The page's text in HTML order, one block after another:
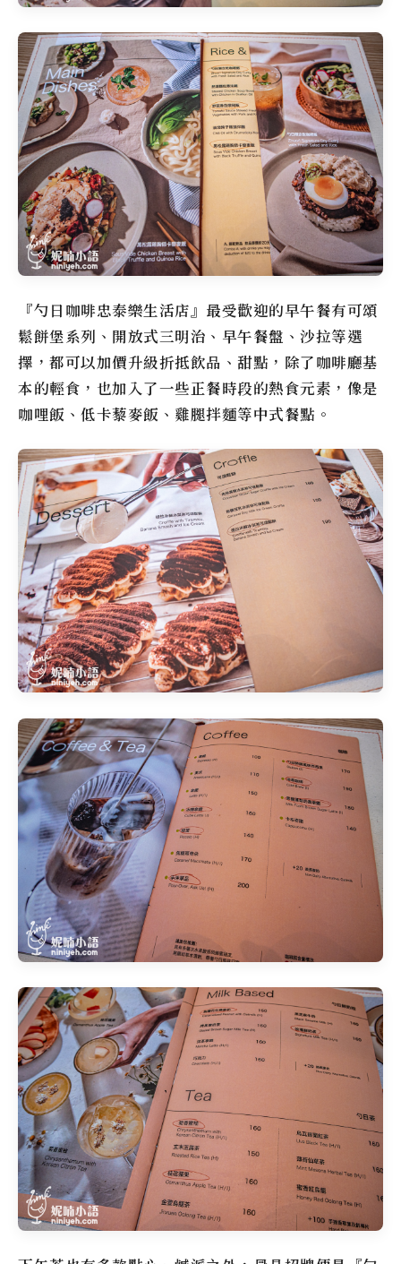
『勺日咖啡忠泰樂生活店』最受歡迎的早午餐有可頌
鬆餅堡系列、開放式三明治、早午餐盤、沙拉等選
擇，都可以加價升級折抵飲品、甜點，除了咖啡廳基
本的輕食，也加入了一些正餐時段的熱食元素，像是
咖哩飯、低卡藜麥飯、雞腿拌麵等中式餐點。